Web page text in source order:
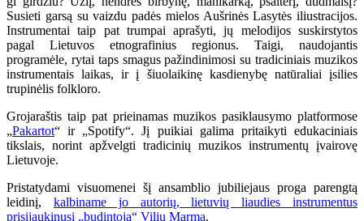
Susieti garsą su vaizdu padės mielos Aušrinės Lasytės iliustracijos.
Instrumentai taip pat trumpai aprašyti, jų melodijos suskirstytos
pagal Lietuvos etnografinius regionus. Taigi, naudojantis
programėle, rytai taps smagus pažindinimosi su tradiciniais muzikos
instrumentais laikas, ir į šiuolaikinę kasdienybę natūraliai įsilies
trupinėlis folkloro.
Grojaraštis taip pat prieinamas muzikos pasiklausymo platformose
„Pakartot“ ir „Spotify“. Jį puikiai galima pritaikyti edukaciniais
tikslais, norint apžvelgti tradicinių muzikos instrumentų įvairovę
Lietuvoje.
Pristatydami visuomenei šį ansamblio jubiliejaus proga parengtą
leidinį, kalbiname jo autorių, lietuvių liaudies instrumentus
prisijaukinusį „budintoją“ Vilių Marmą.